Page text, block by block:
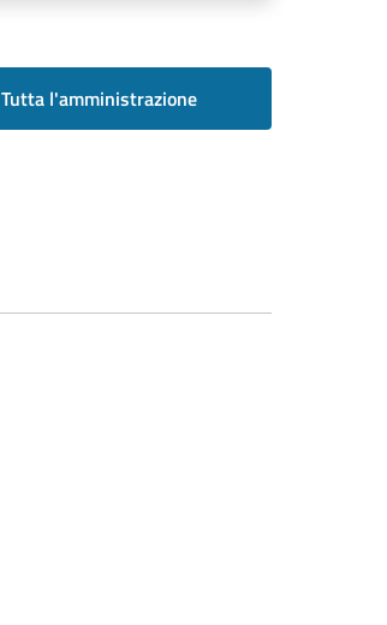
Tutta l'amministrazione